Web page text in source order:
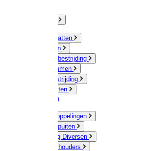
Muizen / Ratten
Drukspuiten
Ongediertebestrijding
Mollenklemmen
Onkruidbestrijding
Vliegenkasten
Meststoffen
Messing koppelingen
Gieters / Spuiten
Besproeiing Diversen
Slangen & houders